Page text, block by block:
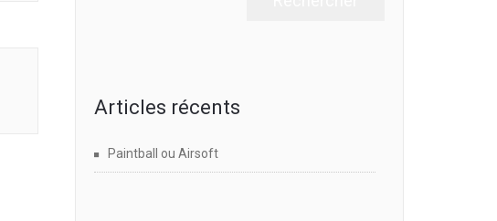
Articles récents
Paintball ou Airsoft